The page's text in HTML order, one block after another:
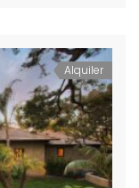
Alquiler